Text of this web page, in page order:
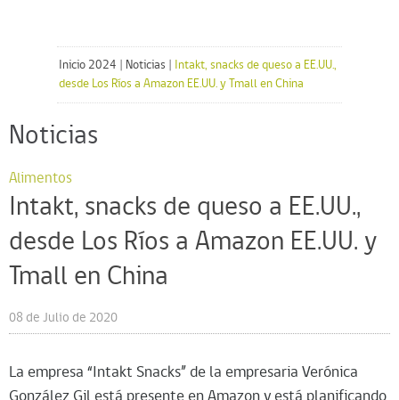
Inicio 2024 Noticias
Intakt, snacks de queso a EE.UU.,
desde Los Ríos a Amazon EE.UU. y Tmall en China
Noticias
Alimentos
Intakt, snacks de queso a EE.UU.,
desde Los Ríos a Amazon EE.UU. y
Tmall en China
08 de Julio de 2020
La empresa “Intakt Snacks” de la empresaria Verónica